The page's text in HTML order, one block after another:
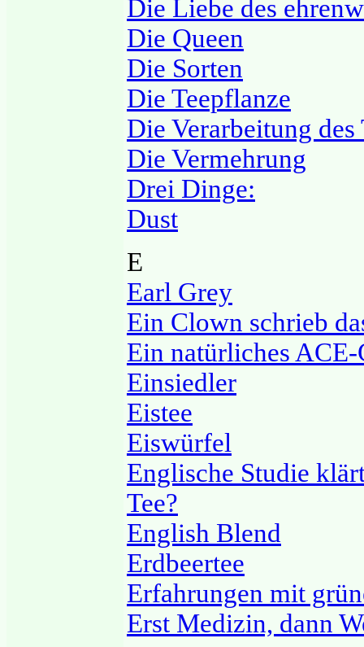
Die Liebe des
Die Queen
Die Sorten
Die Teepflanze
Die Verarbeitung des
Die Vermehrung
Drei Dinge:
Dust
E
Earl Grey
Ein Clown schrieb
Ein natürliches
Einsiedler
Eistee
Eiswürfel
Englische Studie
Tee?
English Blend
Erdbeertee
Erfahrungen mit
Erst Medizin, dann